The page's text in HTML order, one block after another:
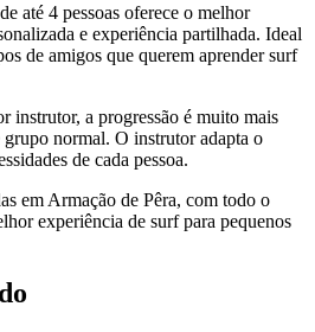
até 4 pessoas oferece o melhor
e experiência partilhada. Ideal
de amigos que querem aprender surf
instrutor, a progressão é muito mais
normal. O instrutor adapta o
de cada pessoa.
em Armação de Pêra, com todo o
experiência de surf para pequenos